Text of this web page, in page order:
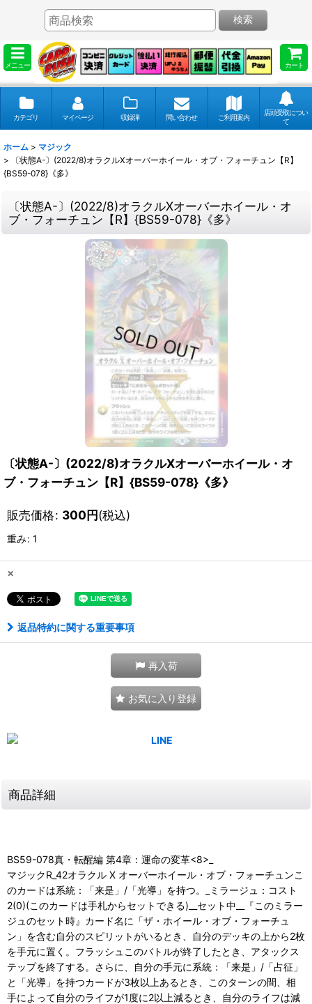
メニュー カート
検索
カテゴリ マイページ 収録弾 問い合わせ ご利用案内
店頭受取につい
て
ホーム > マジック
>
〔状態A-〕(2022/8)オラクルXオーバーホイール・オブ・フォーチュン【R】
{BS59-078}《多》
〔状態A-〕(2022/8)オラクルXオーバーホイール・オ
ブ・フォーチュン【R】{BS59-078}《多》
〔状態A-〕(2022/8)オラクルXオーバーホイール・オ
ブ・フォーチュン【R】{BS59-078}《多》
販売価格: 300円(税込)
重み: 1
×
返品特約に関する重要事項
再入荷
お気に入り登録
商品詳細
BS59-078真・転醒編 第4章：運命の変革<8>_
マジックR_42オラクル X オーバーホイール・オブ・フォーチュンこ
のカードは系統：「来是」/「光導」を持つ。_ミラージュ：コスト
2(0)(このカードは手札からセットできる)__セット中__『このミラー
ジュのセット時』カード名に「ザ・ホイール・オブ・フォーチュ
ン」を含む自分のスピリットがいるとき、自分のデッキの上から2枚
を手元に置く。フラッシュこのバトルが終了したとき、アタックス
テップを終了する。さらに、自分の手元に系統：「来是」/「占征」
と「光導」を持つカードが3枚以上あるとき、このターンの間、相
手によって自分のライフが1度に2以上減るとき、自分のライフは減